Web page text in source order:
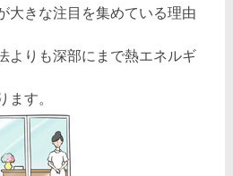
大きな注目を集めている理由
よりも深部にまで熱エネルギ
す。